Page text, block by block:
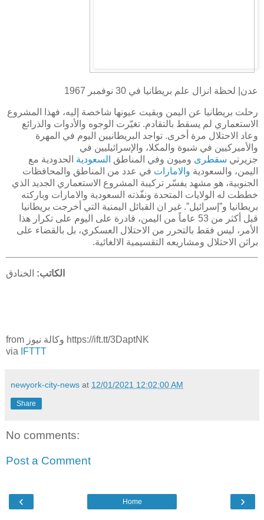
عدن| لحظة انزال علم بريطانيا في 30 نوفمبر 1967
رحلت بريطانيا عن اليمن وبقيت عيونها شاخصة إليه، فهذا المشروع
الاستعماري لم يسقط بالتقادم. تغيّرت الوجوه والأدوات والذرائع
وعاد الاحتلال مرة أخرى. تواجد البريطانيين اليوم في المهرة
والأميركيين في شبوة والمكلا، والإسرائيليين في
جزيرتي سقطرى وميون وفي المناطق السعودية الحدودية مع
اليمن، والسعودية والامارات في عدد من المناطق والمحافظات
الجنوبية، هو مشهد يفسّر تركيبة المشروع الاستعماري الجديد الذي
خططت له الولايات المتحدة ونفّذته السعودية والامارات وباركته
بريطانيا و”إسرائيل”. غير ان القبائل اليمنية التي أخرجت بريطانيا
قبل أكثر من 53 عاماً من اليمن، قادرة على اليوم على تكرار هذا
الأمر، ليس فقط بالتحرر من الاحتلال العسكري، بل بالقضاء على
براثن الاحتلال ومشاريعه التقسيمية الالغائية.
الكاتب: الخنادق
from وكالة نيوز https://ift.tt/3DaptNK
via
IFTTT
newyork-city-news at 12/01/2021 12:02:00 AM
Share
No comments:
Post a Comment
‹ ›
Home